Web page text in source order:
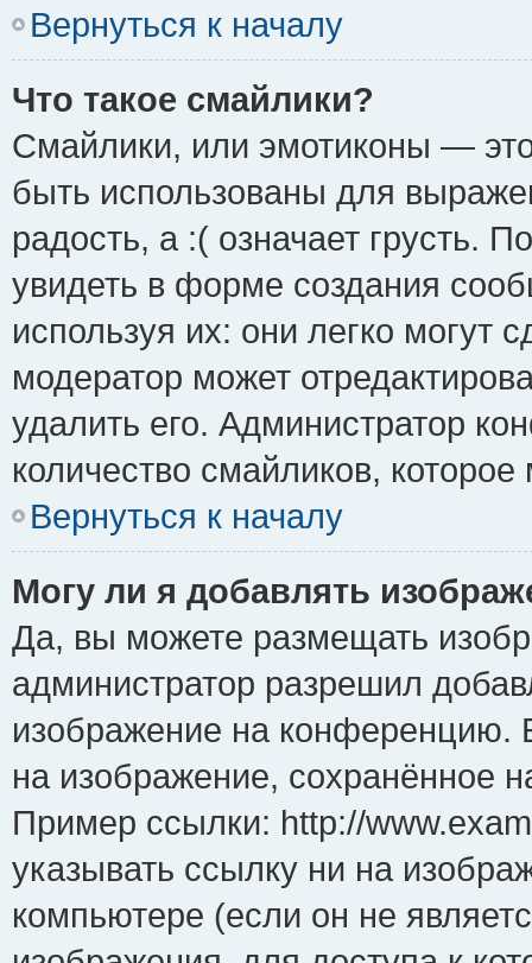
Вернуться к началу
Что такое смайлики?
Смайлики, или эмотиконы —
быть использованы для
радость, а :( означает грусть.
увидеть в форме создания
используя их: они легко могут
модератор может
удалить его. Администратор
количество смайликов,
Вернуться к началу
Могу ли я добавлять
Да, вы можете размещать
администратор разрешил
изображение на конференцию.
на изображение, сохранённое
Пример ссылки: http://
указывать ссылку ни на
компьютере (если он не